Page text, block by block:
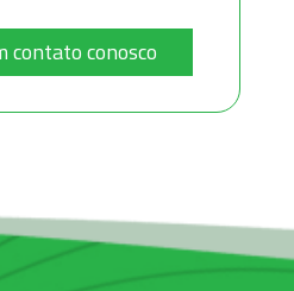
contato conosco